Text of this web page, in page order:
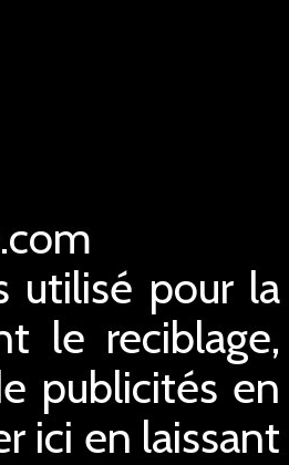
utilisé pour la
le reciblage,
publicités en
ici en laissant